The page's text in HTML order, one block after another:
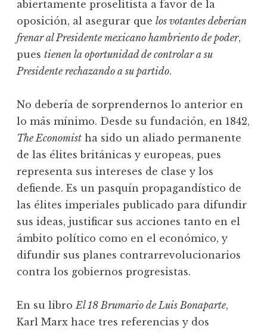
abiertamente proselitista a favor de la
oposición, al asegurar que los votantes deberían
frenar al Presidente mexicano hambriento de poder,
pues tienen la oportunidad de controlar a su
Presidente rechazando a su partido.
No debería de sorprendernos lo anterior en
lo más mínimo. Desde su fundación, en 1842,
The Economist ha sido un aliado permanente
de las élites británicas y europeas, pues
representa sus intereses de clase y los
defiende. Es un pasquín propagandístico de
las élites imperiales publicado para difundir
sus ideas, justificar sus acciones tanto en el
ámbito político como en el económico, y
difundir sus planes contrarrevolucionarios
contra los gobiernos progresistas.
En su libroEl 18 Brumario de Luis Bonaparte,
Karl Marx hace tres referencias y dos